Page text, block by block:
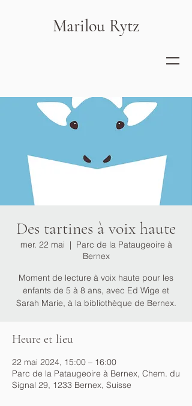
Marilou Rytz
Des tartines à voix haute
mer. 22 mai
  |
Parc de la Pataugeoire à
Bernex
Moment de lecture à voix haute pour les
enfants de 5 à 8 ans, avec Ed Wige et
Sarah Marie, à la bibliothèque de Bernex.
Heure et lieu
22 mai 2024, 15:00 – 16:00
Parc de la Pataugeoire à Bernex, Chem. du
Signal 29, 1233 Bernex, Suisse